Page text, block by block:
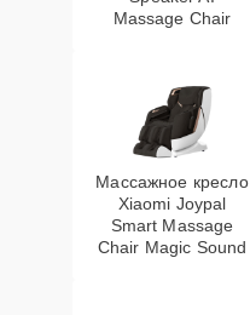
Massage Chair
Массажное кресло
Xiaomi Joypal
Smart Massage
Chair Magic Sound